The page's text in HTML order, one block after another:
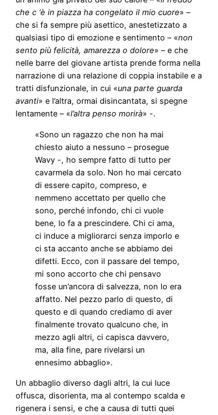
che c ‘è in piazza ha congelato il mio cuore» –
che si fa sempre più asettico, anestetizzato a
qualsiasi tipo di emozione e sentimento – «non
sento più felicità, amarezza o dolore» – e che
nelle barre del giovane artista prende forma nella
narrazione di una relazione di coppia instabile e a
tratti disfunzionale, in cui «una parte guarda
avanti» e l’altra, ormai disincantata, si spegne
lentamente – «l’altra penso morirà» -.
«Sono un ragazzo che non ha mai
chiesto aiuto a nessuno – prosegue
Wavy -, ho sempre fatto di tutto per
cavarmela da solo. Non ho mai cercato
di essere capito, compreso, e
nemmeno accettato per quello che
sono, perché infondo, chi ci vuole
bene, lo fa a prescindere. Chi ci ama,
ci induce a migliorarci senza imporlo e
ci sta accanto anche se abbiamo dei
difetti. Ecco, con il passare del tempo,
mi sono accorto che chi pensavo
fosse un’ancora di salvezza, non lo era
affatto. Nel pezzo parlo di questo, di
questo e di quando crediamo di aver
finalmente trovato qualcuno che, in
mezzo agli altri, ci capisca davvero,
ma, alla fine, pare rivelarsi un
ennesimo abbaglio».
Un abbaglio diverso dagli altri, la cui luce
offusca, disorienta, ma al contempo scalda e
rigenera i sensi, e che a causa di tutti quei